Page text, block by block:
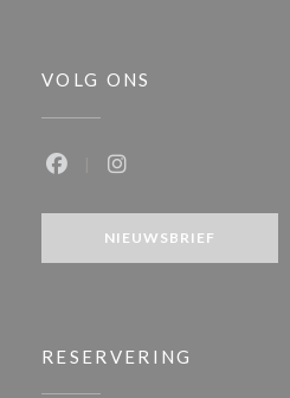
VOLG ONS
NIEUWSBRIEF
RESERVERING